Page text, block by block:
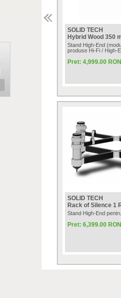
SOLID TECH
Hybrid Wood 350
Stand High-End
produse Hi-Fi / High-
Pret: 4,999.00 RON
SOLID TECH
Rack of Silence 1
Stand High-End
Pret: 6,399.00 RON